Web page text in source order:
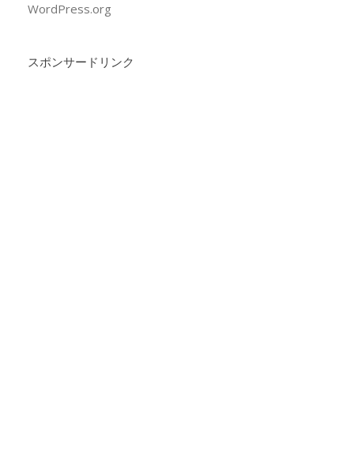
WordPress.org
スポンサードリンク